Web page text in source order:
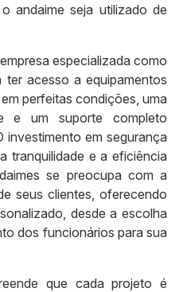
andaime seja utilizado de
especializada como
acesso a equipamentos
perfeitas condições, uma
e um suporte completo
em segurança
tranquilidade e a eficiência
se preocupa com a
seus clientes, oferecendo
desde a escolha
dos funcionários para sua
que cada projeto é